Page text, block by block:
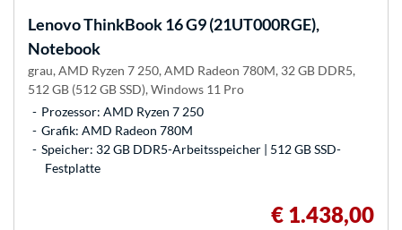
LenovoThinkBook 16 G9 (21UT000RGE),
Notebook
grau, AMD Ryzen 7 250, AMD Radeon 780M, 32 GB DDR5,
512 GB (512 GB SSD), Windows 11 Pro
Prozessor: AMD Ryzen 7 250
Grafik: AMD Radeon 780M
Speicher: 32 GB DDR5-Arbeitsspeicher | 512 GB SSD-
Festplatte
€ 1.438,00